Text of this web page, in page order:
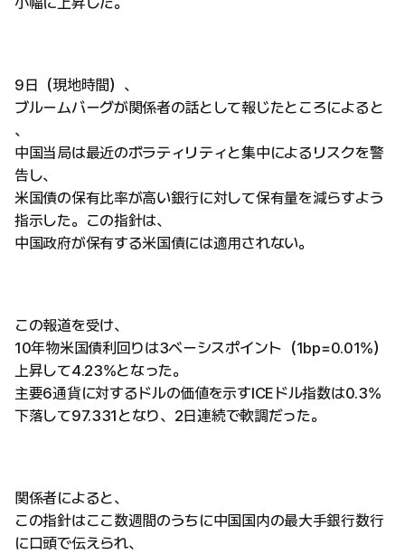
9日（現地時間）、
ブルームバーグが関係者の話として報じたところによると
、
中国当局は最近のボラティリティと集中によるリスクを警
告し、
米国債の保有比率が高い銀行に対して保有量を減らすよう
指示した。この指針は、
中国政府が保有する米国債には適用されない。
この報道を受け、
10年物米国債利回りは3ベーシスポイント（1bp=0.01%）
上昇して4.23%となった。
主要6通貨に対するドルの価値を示すICEドル指数は0.3%
下落して97.331となり、2日連続で軟調だった。
関係者によると、
この指針はここ数週間のうちに中国国内の最大手銀行数行
に口頭で伝えられ、